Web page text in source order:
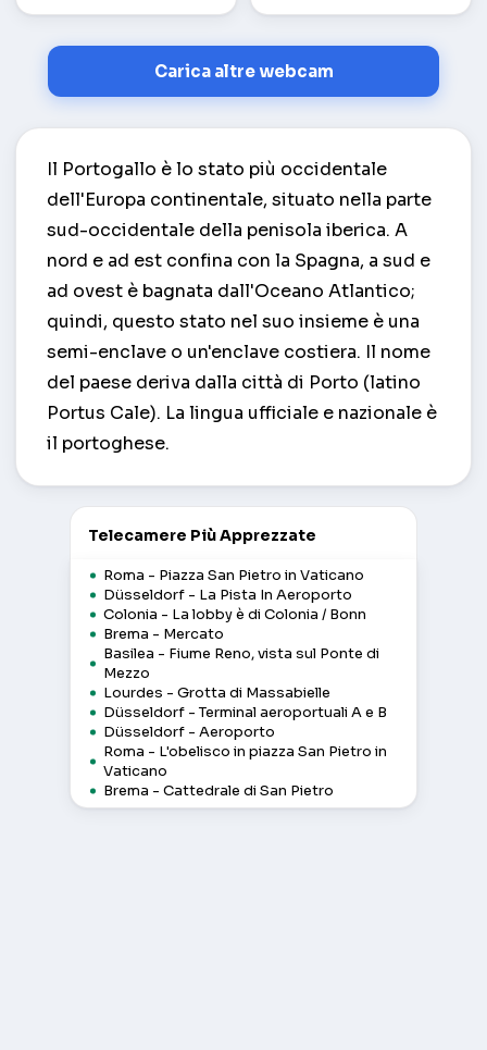
Carica altre webcam
Il Portogallo è lo stato più occidentale
dell'Europa continentale, situato nella parte
sud-occidentale della penisola iberica. A
nord e ad est confina con la Spagna, a sud e
ad ovest è bagnata dall'Oceano Atlantico;
quindi, questo stato nel suo insieme è una
semi-enclave o un'enclave costiera. Il nome
del paese deriva dalla città di Porto (latino
Portus Cale). La lingua ufficiale e nazionale è
il portoghese.
Telecamere Più Apprezzate
Roma - Piazza San Pietro in Vaticano
Düsseldorf - La Pista In Aeroporto
Colonia - La lobby è di Colonia / Bonn
Brema - Mercato
Basilea - Fiume Reno, vista sul Ponte di
Mezzo
Lourdes - Grotta di Massabielle
Düsseldorf - Terminal aeroportuali A e B
Düsseldorf - Aeroporto
Roma - L'obelisco in piazza San Pietro in
Vaticano
Brema - Cattedrale di San Pietro